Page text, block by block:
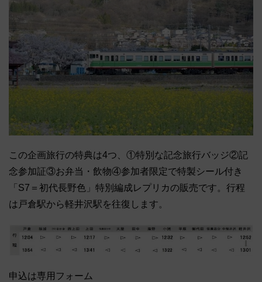
この企画旅行の特典は4つ、①特別な記念旅行バッジ②記
念参加証③お弁当・飲物④参加者限定で特製シール付き
「S7＝初代長野色」特別編成レプリカの販売です。行程
は戸倉駅から軽井沢駅を往復します。
申込は専用フォーム